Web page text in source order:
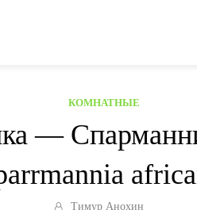
КОМНАТНЫЕ
—
Тимур Анохин